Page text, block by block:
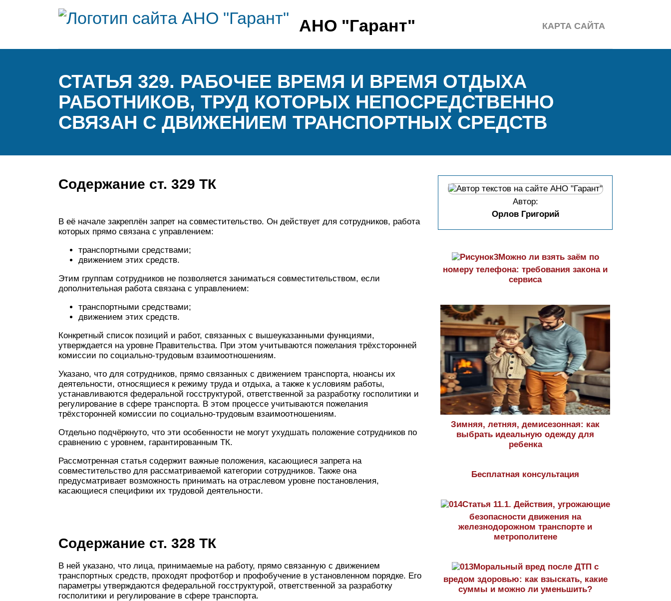
АНО "Гарант" КАРТА САЙТА
СТАТЬЯ 329. РАБОЧЕЕ ВРЕМЯ И ВРЕМЯ ОТДЫХА
РАБОТНИКОВ, ТРУД КОТОРЫХ НЕПОСРЕДСТВЕННО
СВЯЗАН С ДВИЖЕНИЕМ ТРАНСПОРТНЫХ СРЕДСТВ
Содержание ст. 329 ТК
В её начале закреплён запрет на совместительство. Он действует для сотрудников, работа
которых прямо связана с управлением:
транспортными средствами;
движением этих средств.
Этим группам сотрудников не позволяется заниматься совместительством, если
дополнительная работа связана с управлением:
транспортными средствами;
движением этих средств.
Конкретный список позиций и работ, связанных с вышеуказанными функциями,
утверждается на уровне Правительства. При этом учитываются пожелания трёхсторонней
комиссии по социально-трудовым взаимоотношениям.
Указано, что для сотрудников, прямо связанных с движением транспорта, нюансы их
деятельности, относящиеся к режиму труда и отдыха, а также к условиям работы,
устанавливаются федеральной госструктурой, ответственной за разработку госполитики и
регулирование в сфере транспорта. В этом процессе учитываются пожелания
трёхсторонней комиссии по социально-трудовым взаимоотношениям.
Отдельно подчёркнуто, что эти особенности не могут ухудшать положение сотрудников по
сравнению с уровнем, гарантированным ТК.
Рассмотренная статья содержит важные положения, касающиеся запрета на
совместительство для рассматриваемой категории сотрудников. Также она
предусматривает возможность принимать на отраслевом уровне постановления,
касающиеся специфики их трудовой деятельности.
Содержание ст. 328 ТК
В ней указано, что лица, принимаемые на работу, прямо связанную с движением
транспортных средств, проходят профотбор и профобучение в установленном порядке. Его
параметры утверждаются федеральной госструктурой, ответственной за разработку
госполитики и регулирование в сфере транспорта.
Автор:
Орлов Григорий
Можно ли взять заём по
номеру телефона: требования закона и
сервиса
Зимняя, летняя, демисезонная: как
выбрать идеальную одежду для
ребенка
Бесплатная консультация
Статья 11.1. Действия, угрожающие
безопасности движения на
железнодорожном транспорте и
метрополитене
Моральный вред после ДТП с
вредом здоровью: как взыскать, какие
суммы и можно ли уменьшить?